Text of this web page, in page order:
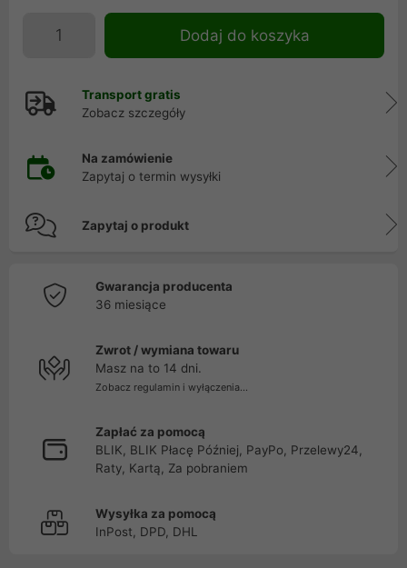
Dodaj do koszyka
Transport gratis
Zobacz szczegóły
Na zamówienie
Zapytaj o termin wysyłki
Zapytaj o produkt
Gwarancja producenta
36 miesiące
Zwrot / wymiana towaru
Masz na to 14 dni.
Zobacz regulamin i wyłączenia...
Zapłać za pomocą
BLIK, BLIK Płacę Później, PayPo, Przelewy24,
Raty, Kartą, Za pobraniem
Wysyłka za pomocą
InPost, DPD, DHL